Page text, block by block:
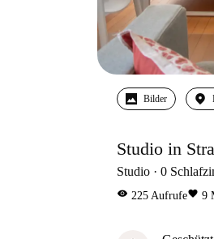
Bilder
Studio in
Studio 0
visibility 225 Aufrufefavorite 9